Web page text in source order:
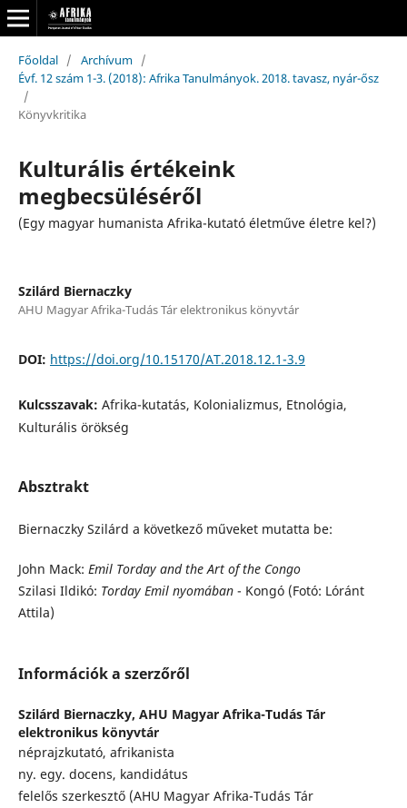
Főoldal / Archívum /
Évf. 12 szám 1-3. (2018): Afrika Tanulmányok. 2018. tavasz, nyár-ősz
/
Könyvkritika
Kulturális értékeink
megbecsüléséről
(Egy magyar humanista Afrika-kutató életműve életre kel?)
Szilárd Biernaczky
AHU Magyar Afrika-Tudás Tár elektronikus könyvtár
DOI: https://doi.org/10.15170/AT.2018.12.1-3.9
Kulcsszavak: Afrika-kutatás, Kolonializmus, Etnológia,
Kulturális örökség
Absztrakt
Biernaczky Szilárd a következő műveket mutatta be:
John Mack: Emil Torday and the Art of the Congo
Szilasi Ildikó: Torday Emil nyomában- Kongó (Fotó: Lóránt
Attila)
Információk a szerzőről
Szilárd Biernaczky, AHU Magyar Afrika-Tudás Tár
elektronikus könyvtár
néprajzkutató, afrikanista
ny. egy. docens, kandidátus
felelős szerkesztő (AHU Magyar Afrika-Tudás Tár